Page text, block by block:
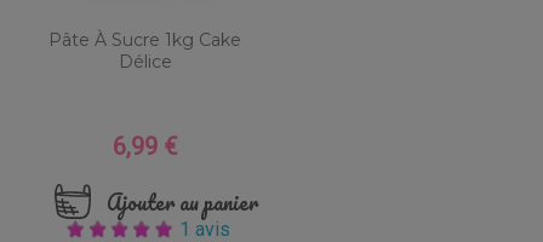
Pâte À Sucre 1kg Cake
Délice
Prix
6,99 €
Ajouter au panier
1 avis